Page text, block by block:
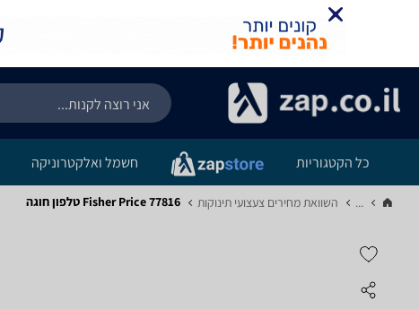
כל הקטגוריות חשמל ואלקטרוניקה
... השוואת מחירים צעצועי תינוקות‏ Fisher Price 77816 טלפון חוגה